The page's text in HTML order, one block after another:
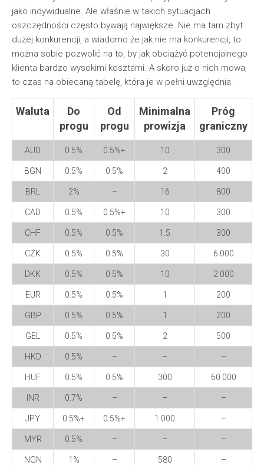
jako indywidualne. Ale właśnie w takich sytuacjach
oszczędności często bywają największe. Nie ma tam zbyt
dużej konkurencji, a wiadomo że jak nie ma konkurencji, to
można sobie pozwolić na to, by jak obciążyć potencjalnego
klienta bardzo wysokimi kosztami. A skoro już o nich mowa,
to czas na obiecaną tabelę, która je w pełni uwzględnia.
Waluta
Do
progu
Od
progu
Minimalna
prowizja
Próg
graniczny
AUD 0.5% 0.5%+ 10 300
BGN 0.5% 0.5% 2 400
BRL 2% – 16 800
CAD 0.5% 0.5%+ 10 300
CHF 0.5% 0.5% 1.5 300
CZK 0.5% 0.5% 30 6 000
DKK 0.5% 0.5% 10 2 000
EUR 0.5% 0.5% 1 200
GBP 0.5% 0.5% 1 200
GEL 0.5% 0.5% 2 500
HKD 0.5% – – –
HUF 0.5% 0.5% 300 60 000
INR 0.7% – – –
JPY 0.5%+ 0.5%+ 1 000 –
MYR 0.5% – – –
NGN 1% – 580 –